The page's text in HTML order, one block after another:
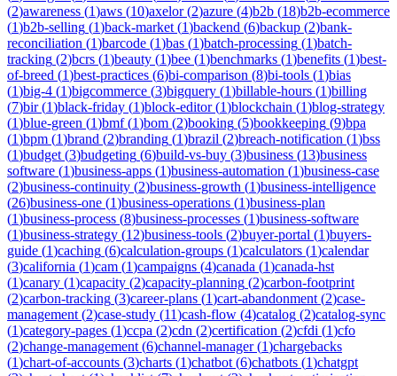
(2)awareness (1)aws (10)axelor(2)azure (4)b2b (18)b2b-ecommerce
(1)b2b-selling (1)back-market (1)backend (6)backup (2)bank-
reconciliation (1)barcode (1)bas (1)batch-processing (1)batch-
tracking (2)bcrs (1)beauty (1)bee (1)benchmarks (1)benefits (1)best-
of-breed (1)best-practices (6)bi-comparison (8)bi-tools (1)bias
(1)big-4 (1)bigcommerce (3)bigquery (1)billable-hours (1)billing
(7)bir(1)black-friday (1)block-editor(1)blockchain (1)blog-strategy
(1)blue-green (1)bmf(1)bom (2)booking (5)bookkeeping (9)bpa
(1)bpm (1)brand (2)branding (1)brazil (2)breach-notification (1)bss
(1)budget (3)budgeting (6)build-vs-buy (3)business (13)business
software (1)business-apps (1)business-automation (1)business-case
(2)business-continuity (2)business-growth (1)business-intelligence
(26)business-one (1)business-operations (1)business-plan
(1)business-process (8)business-processes (1)business-software
(1)business-strategy (12)business-tools (2)buyer-portal (1)buyers-
guide (1)caching (6)calculation-groups (1)calculators (1)calendar
(3)california (1)cam (1)campaigns (4)canada (1)canada-hst
(1)canary (1)capacity (2)capacity-planning (2)carbon-footprint
(2)carbon-tracking (3)career-plans (1)cart-abandonment (2)case-
management (2)case-study (11)cash-flow (4)catalog (2)catalog-sync
(1)category-pages (1)ccpa (2)cdn (2)certification (2)cfdi (1)cfo
(2)change-management (6)channel-manager(1)chargebacks
(1)chart-of-accounts (3)charts (1)chatbot (6)chatbots (1)chatgpt